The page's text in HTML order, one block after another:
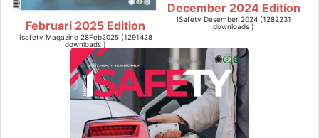
Februari 2025 Edition
Isafety Magazine 28Feb2025 (1291428
downloads )
December 2024 Edition
ISafety Desember 2024 (1282231
downloads )